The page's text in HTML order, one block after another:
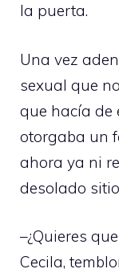
la puerta.
Una vez
sexual que
que hacía de
otorgaba un
ahora ya ni
desolado
–¿Quieres
Cecila,